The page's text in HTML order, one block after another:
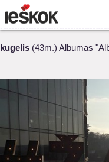
kugelis (43m.) Albumas